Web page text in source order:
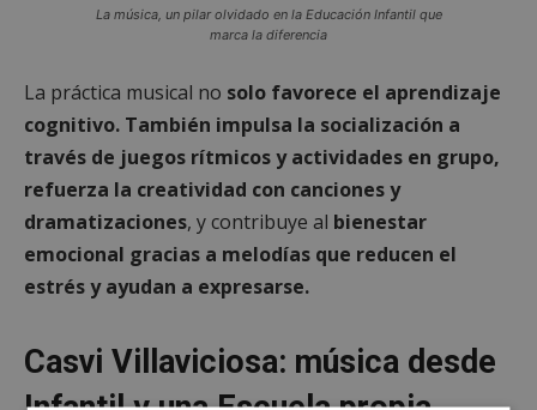
La música, un pilar olvidado en la Educación Infantil que
marca la diferencia
La práctica musical no solo favorece el aprendizaje
cognitivo. También impulsa la socialización a
través de juegos rítmicos y actividades en grupo,
refuerza la creatividad con canciones y
dramatizaciones, y contribuye al bienestar
emocional gracias a melodías que reducen el
estrés y ayudan a expresarse.
Casvi Villaviciosa: música desde